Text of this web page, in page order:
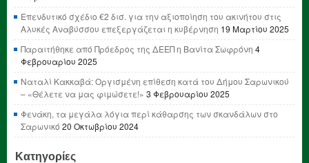
Επενδυτικό σχέδιο €2 δισ. για την αξιοποίηση του ακινήτου στις
Αλυκές Αναβύσσου επεξεργάζεται η κυβέρνηση 19 Μαρτίου 2025
Παραιτήθηκε από Πρόεδρος της ΔΕΕΠ η Βανίτα Σωφρόνη 4
Φεβρουαρίου 2025
Ναταλί Κακκαβά: Οργισμένη επίθεση κατά του Δήμου Σαρωνικού
– «Θέλετε να μας φιμώσετε!» 3 Φεβρουαρίου 2025
Φενάκη, τα μεγάλα λόγια περί κάθαρσης των σκανδάλων στο
Σαρωνικό 20 Οκτωβρίου 2024
Κατηγορίες